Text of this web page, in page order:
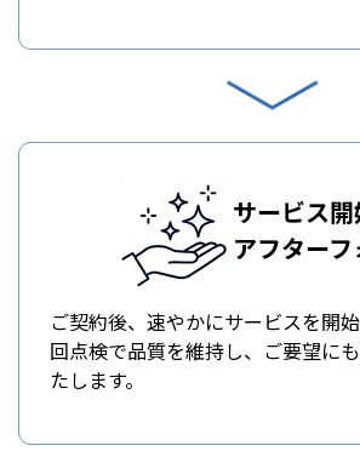
サービス開
アフター
ご契約後、速やかにサービスを開
回点検で品質を維持し、ご要望に
たします。